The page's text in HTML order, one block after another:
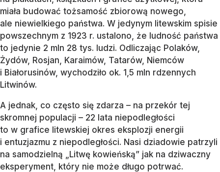
miała budować tożsamość zbiorową nowego,
ale niewielkiego państwa. W jedynym litewskim spisie
powszechnym z 1923 r. ustalono, że ludność państwa
to jedynie 2 mln 28 tys. ludzi. Odliczając Polaków,
Żydów, Rosjan, Karaimów, Tatarów, Niemców
i Białorusinów, wychodziło ok. 1,5 mln rdzennych
Litwinów.
A jednak, co często się zdarza – na przekór tej
skromnej populacji – 22 lata niepodległości
to w grafice litewskiej okres eksplozji energii
i entuzjazmu z niepodległości. Nasi dziadowie patrzyli
na samodzielną „Litwę kowieńską” jak na dziwaczny
eksperyment, który nie może długo potrwać.